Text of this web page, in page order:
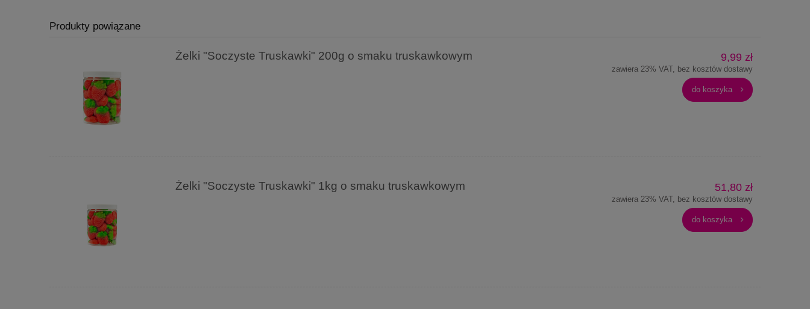
Produkty powiązane
Żelki "Soczyste Truskawki" 200g o smaku truskawkowym 9,99 zł
zawiera 23% VAT, bez kosztów dostawy
do koszyka
Żelki "Soczyste Truskawki" 1kg o smaku truskawkowym 51,80 zł
zawiera 23% VAT, bez kosztów dostawy
do koszyka